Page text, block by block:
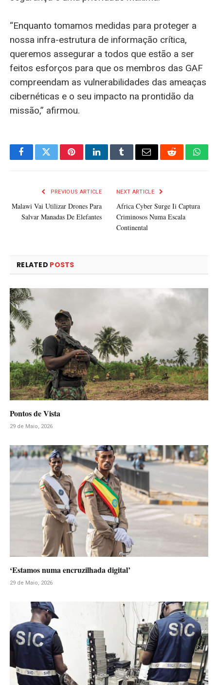
“Enquanto tomamos medidas para proteger a
nossa infra-estrutura de informação crítica,
queremos assegurar a todos que estão a ser
feitos esforços para que os membros das GAF
compreendam as vulnerabilidades das ameaças
cibernéticas e o seu impacto na prontidão da
missão,” afirmou.
FacebookTwitterPinterestLinkedInTumblrEmail Reddit
PREVIOUS ARTICLE
Malawi Vai Utilizar Drones Para
Salvar Manadas De Elefantes
NEXT ARTICLE
Africa Cyber Surge Ii Captura
Criminosos Numa Escala
Continental
RELATED POSTS
Pontos de Vista
29 de Maio, 2026
‘Estamos numa encruzilhada digital’
29 de Maio, 2026